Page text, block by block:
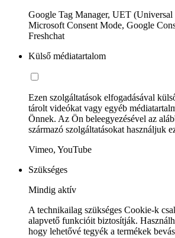
Google Tag Manager, UET
Microsoft Consent Mode, Google
Freshchat
Külső médiatartalom
Ezen szolgáltatások elfogadásával
tárolt videókat vagy egyéb
Önnek. Az Ön beleegyezésével az
származó szolgáltatásokat használjuk
Vimeo, YouTube
Szükséges
Mindig aktív
A technikailag szükséges Cookie-k
alapvető funkcióit biztosítják.
hogy lehetővé tegyék a termékek